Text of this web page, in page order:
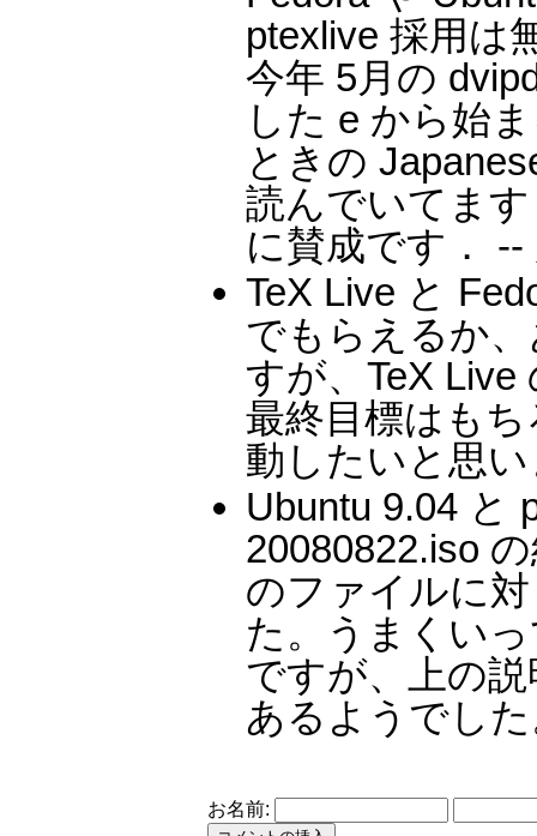
ptexlive 採用は
今年 5月の
した e から始
ときの
読んでいてま
に賛成です．
TeX Live と
でもらえるか
すが、TeX
最終目標はも
動したいと思
Ubuntu 9.04 と
20080822.iso
のファイルに
た。うまくい
ですが、上の
あるようでし
お名前: